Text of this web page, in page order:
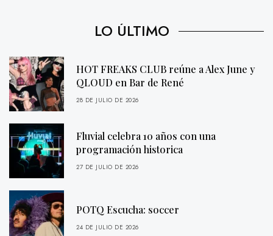
LO ÚLTIMO
HOT FREAKS CLUB reúne a Alex June y
QLOUD en Bar de René
28 DE JULIO DE 2026
Fluvial celebra 10 años con una
programación historica
27 DE JULIO DE 2026
POTQ Escucha: soccer
24 DE JULIO DE 2026